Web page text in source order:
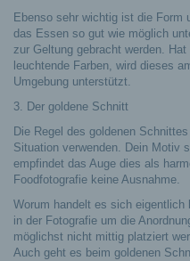
Ebenso sehr wichtig ist die Form
das Essen so gut wie möglich
zur Geltung gebracht werden.
leuchtende Farben, wird dieses
Umgebung unterstützt.
3. Der goldene Schnitt
Die Regel des goldenen
Situation verwenden. Dein Motiv
empfindet das Auge dies als
Foodfotografie keine Ausnahme.
Worum handelt es sich eigentlich
in der Fotografie um die
möglichst nicht mittig platziert
Auch geht es beim goldenen